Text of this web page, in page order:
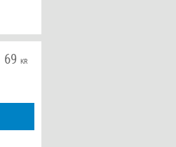
69 KR